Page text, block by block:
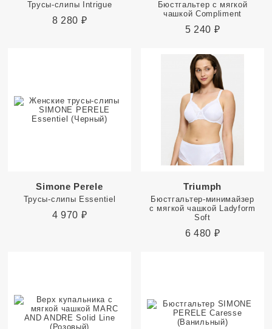
Трусы-слипы Intrigue
8 280 ₽
Бюстгальтер с мягкой
чашкой Compliment
5 240 ₽
Simone Perele
Трусы-слипы Essentiel
4 970 ₽
Triumph
Бюстгальтер-минимайзер
с мягкой чашкой Ladyform
Soft
6 480 ₽